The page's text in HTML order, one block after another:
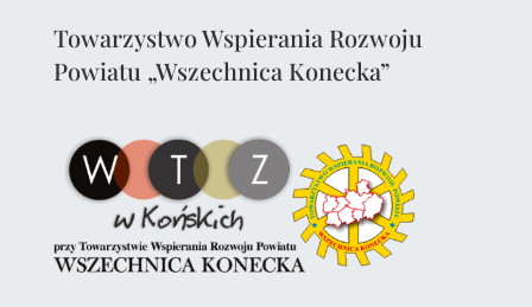
Towarzystwo Wspierania Rozwoju
Powiatu „Wszechnica Konecka”